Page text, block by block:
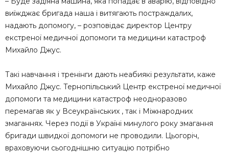
виїжджає бригада наша і витягають постраждалих,
надають допомогу, – розповідає директор Центру
екстреної медичної допомоги та медицини катастроф
Михайло Джус.
Такі навчання і тренінги дають неабиякі результати, каже
Михайло Джус. Тернопільський Центр екстреної медичної
допомоги та медицини катастроф неодноразово
перемагав як у Всеукраїнських , так і Міжнародних
змаганнях. Через події в Україні минулого року змагання
бригади швидкої допомоги не проводили. Цьогоріч,
враховуючи сьогоднішню ситуацію потрібно